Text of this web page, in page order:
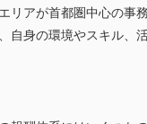
リアが首都圏中心の事
自身の環境やスキル、